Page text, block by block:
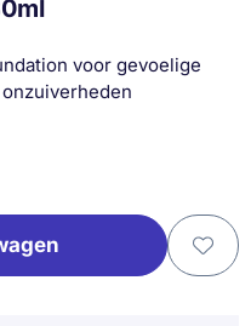
voor gevoelige